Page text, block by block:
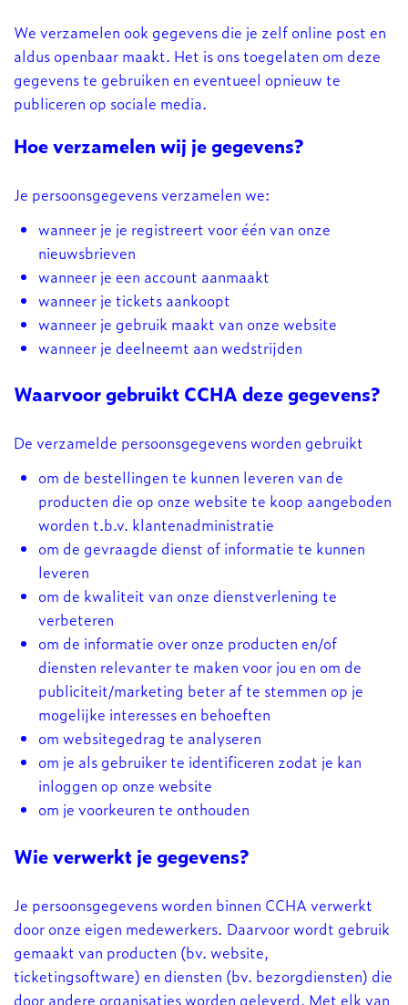
We verzamelen ook gegevens die je zelf online post en
aldus openbaar maakt. Het is ons toegelaten om deze
gegevens te gebruiken en eventueel opnieuw te
publiceren op sociale media.
Hoe verzamelen wij je gegevens?
Je persoonsgegevens verzamelen we:
wanneer je je registreert voor één van onze
nieuwsbrieven
wanneer je een account aanmaakt
wanneer je tickets aankoopt
wanneer je gebruik maakt van onze website
wanneer je deelneemt aan wedstrijden
Waarvoor gebruikt CCHA deze gegevens?
De verzamelde persoonsgegevens worden gebruikt
om de bestellingen te kunnen leveren van de
producten die op onze website te koop aangeboden
worden t.b.v. klantenadministratie
om de gevraagde dienst of informatie te kunnen
leveren
om de kwaliteit van onze dienstverlening te
verbeteren
om de informatie over onze producten en/of
diensten relevanter te maken voor jou en om de
publiciteit/marketing beter af te stemmen op je
mogelijke interesses en behoeften
om websitegedrag te analyseren
om je als gebruiker te identificeren zodat je kan
inloggen op onze website
om je voorkeuren te onthouden
Wie verwerkt je gegevens?
Je persoonsgegevens worden binnen CCHA verwerkt
door onze eigen medewerkers. Daarvoor wordt gebruik
gemaakt van producten (bv. website,
ticketingsoftware) en diensten (bv. bezorgdiensten) die
door andere organisaties worden geleverd. Met elk van